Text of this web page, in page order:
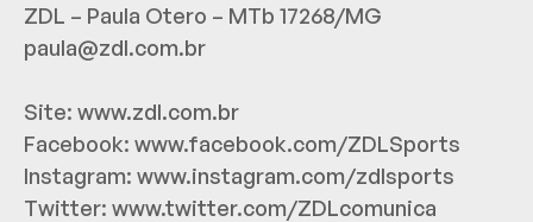
ZDL – Paula Otero – MTb 17268/MG
paula@zdl.com.br
Site: www.zdl.com.br
Facebook: www.facebook.com/ZDLSports
Instagram: www.instagram.com/zdlsports
Twitter: www.twitter.com/ZDLcomunica